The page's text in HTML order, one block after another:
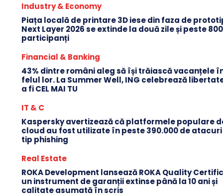
Industry & Economy
Piața locală de printare 3D iese din faza de
Next Layer 2026 se extinde la două zile și peste
participanți
Financial & Banking
43% dintre români aleg să își trăiască vacanțele
felul lor. La Summer Well, ING celebrează
a fi CEL MAI TU
IT & C
Kaspersky avertizează că platformele populare
cloud au fost utilizate în peste 390.000 de
tip phishing
Real Estate
ROKA Development lansează ROKA Quality
un instrument de garanții extinse până la 10 ani și
calitate asumată în scris